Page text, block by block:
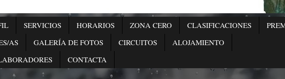
SERVICIOS HORARIOS ZONA CERO CLASIFICACIONES
AS GALERÍA DE FOTOS CIRCUITOS
ALOJAMIENTO
CONTACTA